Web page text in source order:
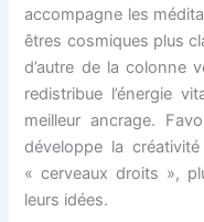
accompagne les
êtres cosmiques plus
d’autre de la colonne
redistribue l’énergie
meilleur ancrage.
développe la
« cerveaux droits »,
leurs idées.